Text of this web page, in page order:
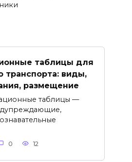
таблицы для
транспорта: виды,
размещение
таблицы —
0 12